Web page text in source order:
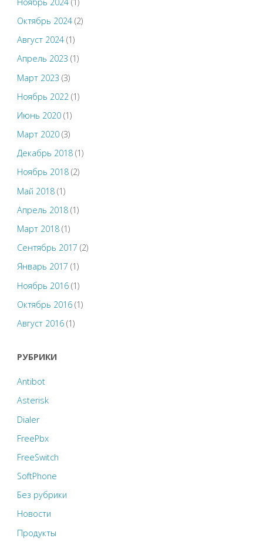
Октябрь 2024(2)
Август 2024(1)
Апрель 2023 (1)
Март 2023 (3)
Ноябрь 2022 (1)
Июнь 2020(1)
Март 2020(3)
Декабрь 2018(1)
Ноябрь 2018(2)
Май 2018(1)
Апрель 2018(1)
Март 2018(1)
Сентябрь 2017 (2)
Январь 2017 (1)
Ноябрь 2016(1)
Октябрь 2016(1)
Август 2016(1)
РУБРИКИ
Antibot
Asterisk
Dialer
FreePbx
FreeSwitch
SoftPhone
Без рубрики
Новости
Продукты